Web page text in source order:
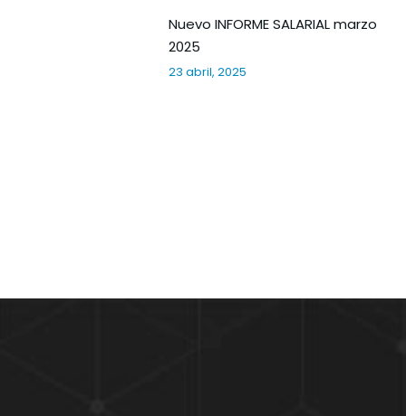
Nuevo INFORME SALARIAL marzo
2025
23 abril, 2025